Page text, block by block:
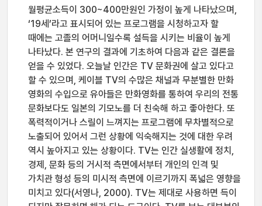
월평균소득이 300~400만원인 가정이 높게 나타났으며,
‘19세’라고 표시되어 있는 프로그램을 시청하고자 할
때에는 고졸의 어머니일수록 설득을 시키는 비율이 높게
나타났다. 본 연구의 결과에 기초하여 다음과 같은 결론을
얻을 수 있었다. 오늘날 인간은 TV 문화권에 살고 있다고
할 수 있으며, 케이블 TV의 수많은 채널과 무분별한 만화
영화의 수입으로 유아들은 만화영화를 통하여 우리의 전통
문화보다도 일본의 기모노를 더 친숙해 하고 좋아한다. 또
폭력적이거나 스릴이 느껴지는 프로그램에 무차별적으로
노출되어 있어서 그런 상황에 익숙해지는 것에 대한 우려
역시 높아지고 있는 상황이다. TV는 인간 실생활에 정치,
경제, 문화 등의 거시적 측면에서부터 개인의 인격 및
가치관 형성 등의 미시적 측면에 이르기까지 폭넓은 영향을
미치고 있다(서영나, 2000). TV는 제대로 사용하면 득이